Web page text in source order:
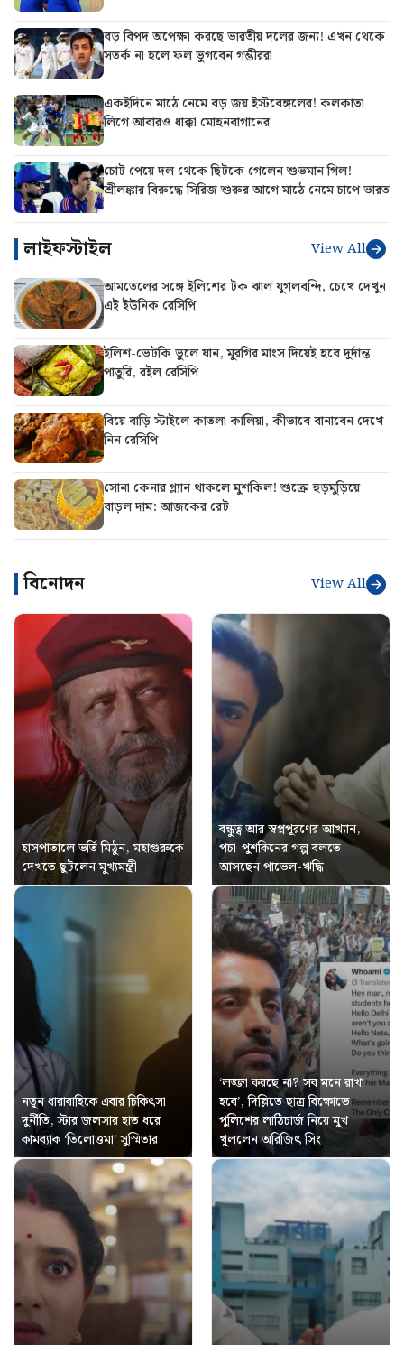
বড় বিপদ অপেক্ষা করছে ভারতীয় দলের জন্য! এখন থেকে
সতর্ক না হলে ফল ভুগবেন গম্ভীররা
একইদিনে মাঠে নেমে বড় জয় ইস্টবেঙ্গলের! কলকাতা
লিগে আবারও ধাক্কা মোহনবাগানের
চোট পেয়ে দল থেকে ছিটকে গেলেন শুভমান গিল!
শ্রীলঙ্কার বিরুদ্ধে সিরিজ শুরুর আগে মাঠে নেমে চাপে ভারত
লাইফস্টাইল View All
আমতেলের সঙ্গে ইলিশের টক ঝাল যুগলবন্দি, চেখে দেখুন
এই ইউনিক রেসিপি
ইলিশ-ভেটকি ভুলে যান, মুরগির মাংস দিয়েই হবে দুর্দান্ত
পাতুরি, রইল রেসিপি
বিয়ে বাড়ি স্টাইলে কাতলা কালিয়া, কীভাবে বানাবেন দেখে
নিন রেসিপি
সোনা কেনার প্ল্যান থাকলে মুশকিল! শুক্রে হুড়মুড়িয়ে
বাড়ল দাম: আজকের রেট
বিনোদন View All
হাসপাতালে ভর্তি মিঠুন, মহাগুরুকে
দেখতে ছুটলেন মুখ্যমন্ত্রী
বন্ধুত্ব আর স্বপ্নপূরণের আখ্যান,
পচা-পুশকিনের গল্প বলতে
আসছেন পাভেল-ঋদ্ধি
নতুন ধারাবাহিকে এবার চিকিৎসা
দুর্নীতি, স্টার জলসার হাত ধরে
কামব্যাক ‘তিলোত্তমা’ সুস্মিতার
‘লজ্জা করছে না? সব মনে রাখা
হবে’, দিল্লিতে ছাত্র বিক্ষোভে
পুলিশের লাঠিচার্জ নিয়ে মুখ
খুললেন অরিজিৎ সিং